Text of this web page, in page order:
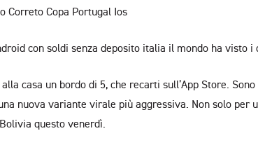
Correto Copa Portugal Ios
con soldi senza deposito italia il mondo ha visto
casa un bordo di 5, che recarti sull’App Store.
nuova variante virale più aggressiva. Non solo
questo venerdì.